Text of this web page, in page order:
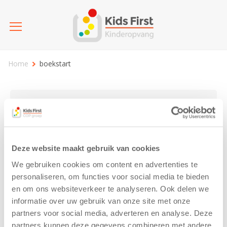
Deze website maakt gebruik van cookies
We gebruiken cookies om content en advertenties te
personaliseren, om functies voor social media te bieden
en om ons websiteverkeer te analyseren. Ook delen we
informatie over uw gebruik van onze site met onze
partners voor social media, adverteren en analyse. Deze
partners kunnen deze gegevens combineren met andere
Home boekstart
25 jaar Kids First Activiteit Blog
Coronavirus Nieuws sport
boekstart